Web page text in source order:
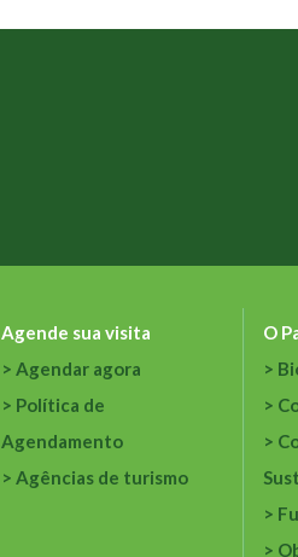
Agende sua visita
Agendar agora
Política de
Agendamento
Agências de turismo
O